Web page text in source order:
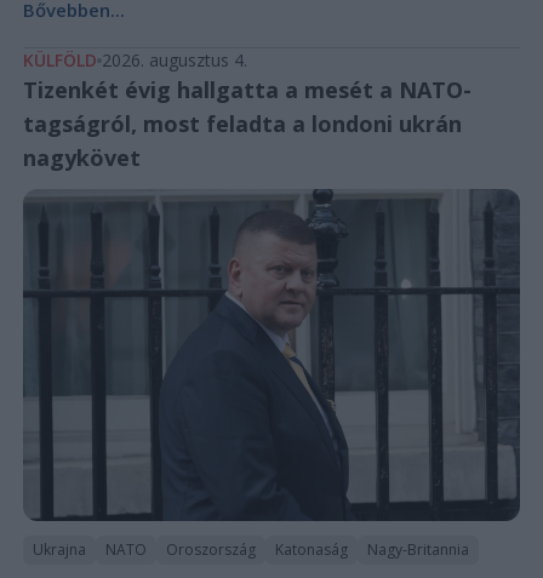
Bővebben...
KÜLFÖLD 2026. augusztus 4.
Tizenkét évig hallgatta a mesét a NATO-
tagságról, most feladta a londoni ukrán
nagykövet
Ukrajna NATO Oroszország Katonaság Nagy-Britannia